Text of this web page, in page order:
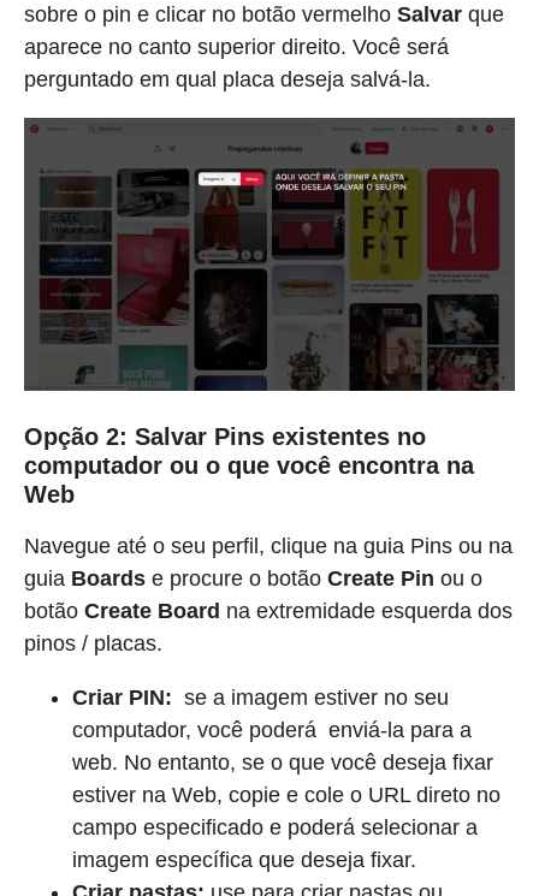
sobre o pin e clicar no botão vermelho Salvar que
aparece no canto superior direito. Você será
perguntado em qual placa deseja salvá-la.
Opção 2: Salvar Pins existentes no
computador ou o que você encontra na
Web
Navegue até o seu perfil, clique na guia Pins ou na
guia Boards e procure o botão Create Pin ou o
botão Create Board na extremidade esquerda dos
pinos / placas.
Criar PIN: se a imagem estiver no seu
computador, você poderá enviá-la para a
web. No entanto, se o que você deseja fixar
estiver na Web, copie e cole o URL direto no
campo especificado e poderá selecionar a
imagem específica que deseja fixar.